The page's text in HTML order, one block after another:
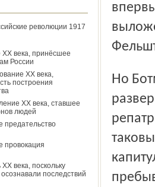
революции 1917
века, принёсшее
России
ХХ века,
построения
ХХ века, ставшее
людей
предательство
провокация
века, поскольку
последствий
Но Ботмер сидел в Москве. А в Ярославле в это время